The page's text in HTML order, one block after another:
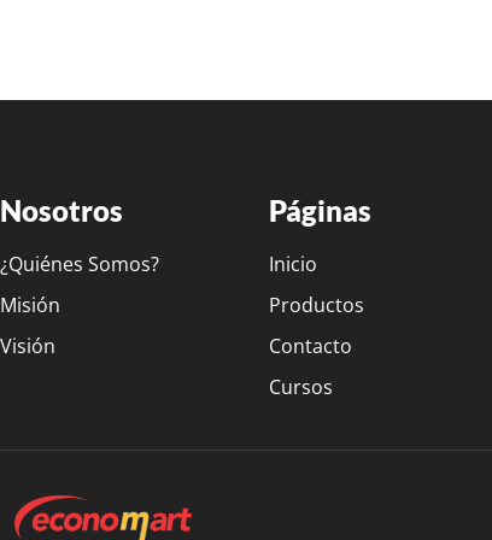
Nosotros
¿Quiénes Somos?
Misión
Visión
Páginas
Inicio
Productos
Contacto
Cursos